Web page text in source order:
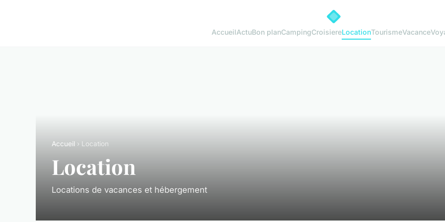
AccueilActuBon planCampingCroisiereLocationTourismeVacance
Accueil › Location
Location
Locations de vacances et hébergement